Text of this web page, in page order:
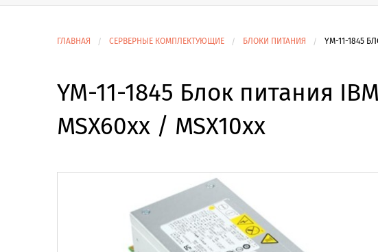
ГЛАВНАЯ СЕРВЕРНЫЕ КОМПЛЕКТУЮЩИЕ БЛОКИ ПИТАНИЯ YM-11-1845
YM-11-1845 Блок питания
MSX60xx / MSX10xx